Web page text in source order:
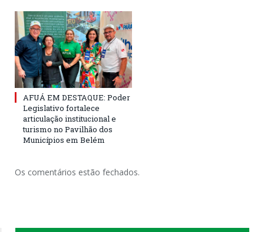
AFUÁ EM DESTAQUE: Poder
Legislativo fortalece
articulação institucional e
turismo no Pavilhão dos
Municípios em Belém
Os comentários estão fechados.